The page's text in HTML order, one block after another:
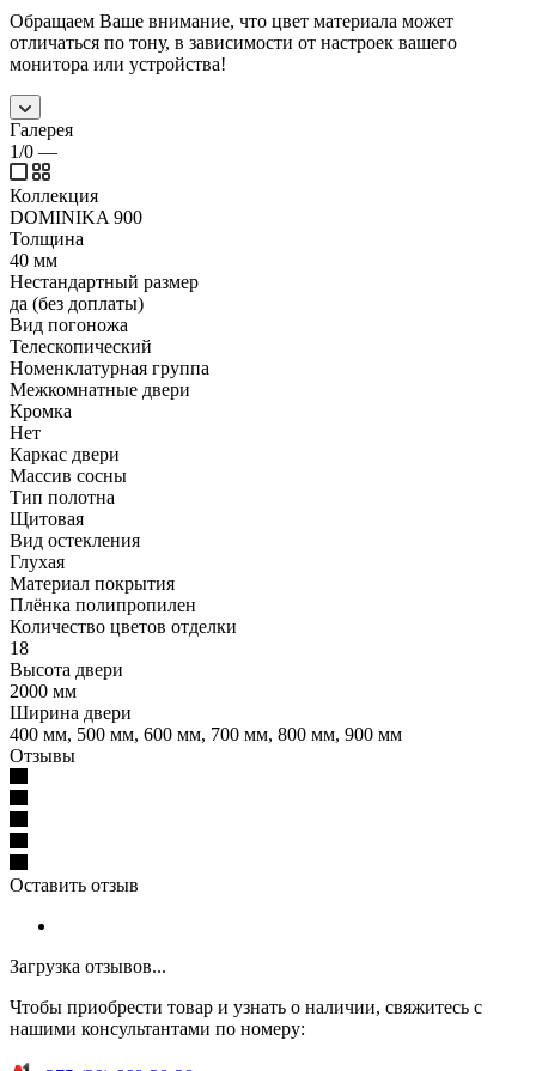
Обращаем Ваше внимание, что цвет материала может
отличаться по тону, в зависимости от настроек вашего
монитора или устройства!
Галерея
1/0 —
Коллекция
DOMINIKA 900
Толщина
40 мм
Нестандартный размер
да (без доплаты)
Вид погоножа
Телескопический
Номенклатурная группа
Межкомнатные двери
Кромка
Нет
Каркас двери
Массив сосны
Тип полотна
Щитовая
Вид остекления
Глухая
Материал покрытия
Плёнка полипропилен
Количество цветов отделки
18
Высота двери
2000 мм
Ширина двери
400 мм, 500 мм, 600 мм, 700 мм, 800 мм, 900 мм
Отзывы
Оставить отзыв
Загрузка отзывов...
Чтобы приобрести товар и узнать о наличии, свяжитесь с
нашими консультантами по номеру: